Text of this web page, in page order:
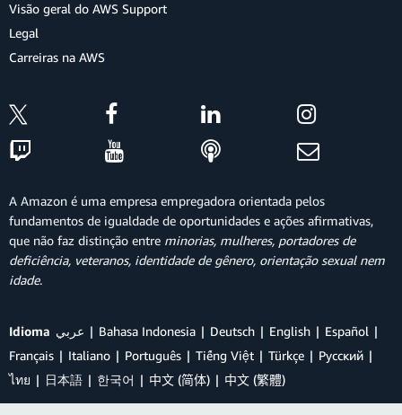
Visão geral do AWS Support
Legal
Carreiras na AWS
A Amazon é uma empresa empregadora orientada pelos
fundamentos de igualdade de oportunidades e ações afirmativas,
que não faz distinção entre minorias, mulheres, portadores de
deficiência, veteranos, identidade de gênero, orientação sexual nem
idade.
Idioma عربي Bahasa Indonesia Deutsch English
Español
Français
Italiano Português Tiếng Việt Türkçe
Ρусский
ไทย
日本語 한국어 中文 (简体) 中文 (繁體)